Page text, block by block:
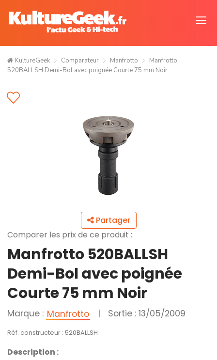
KultureGeek Comparateur Manfrotto
Manfrotto
520BALLSH Demi-Bol avec poignée Courte 75 mm Noir
Partager
Comparer les prix de ce produit :
Manfrotto 520BALLSH
Demi-Bol avec poignée
Courte 75 mm Noir
Marque : Manfrotto | Sortie : 13/05/2009
Réf. constructeur : 520BALLSH
Description :